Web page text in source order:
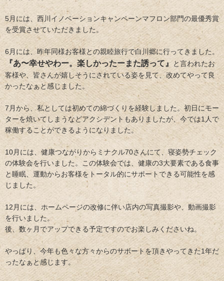
5月には、西川イノベーションキャンペーンマフロン部門の最優秀賞
を受賞させていただきました。
6月には、昨年同様お客様との親睦旅行で白川郷に行ってきました。
『あ〜幸せやわー。楽しかったーまた誘って』と言われたお
客様や、皆さんが嬉しそうにされている姿を見て、改めてやって良
かったなぁと感じました。
7月から、私としては初めての綿づくりを経験しました。初日にモー
ターを焼いてしまうなどアクシデントもありましたが、今では1人で
稼働することができるようになりました。
10月には、健康つながりからミナクル70さんにて、寝姿勢チェック
の体験会を行いました。この体験会では、健康の3大要素である食事
と睡眠、運動からお客様をトータル的にサポートできる可能性を感
じました。
12月には、ホームページの改修に伴い店内の写真撮影や、動画撮影
を行いました。
後、数ヶ月でアップできる予定ですのでお楽しみくださいね。
やっぱり、今年も色々な方々からのサポートを頂きやってきた1年だ
ったなぁと感じます。